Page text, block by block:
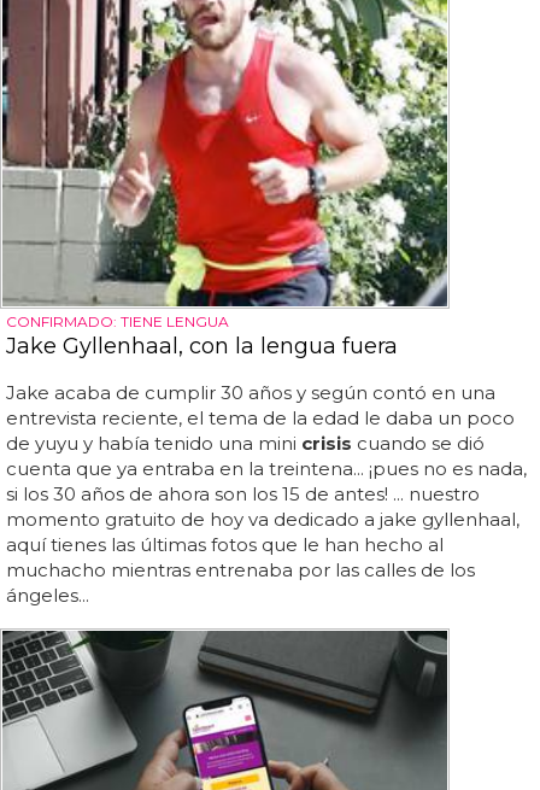
CONFIRMADO: TIENE LENGUA
Jake Gyllenhaal, con la lengua fuera
Jake acaba de cumplir 30 años y según contó en una
entrevista reciente, el tema de la edad le daba un poco
de yuyu y había tenido una mini crisis cuando se dió
cuenta que ya entraba en la treintena... ¡pues no es nada,
si los 30 años de ahora son los 15 de antes! ... nuestro
momento gratuito de hoy va dedicado a jake gyllenhaal,
aquí tienes las últimas fotos que le han hecho al
muchacho mientras entrenaba por las calles de los
ángeles...